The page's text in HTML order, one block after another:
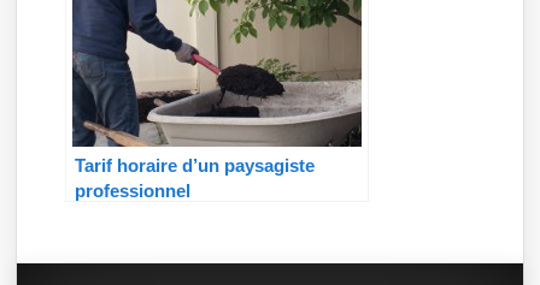
Tarif horaire d’un paysagiste
professionnel